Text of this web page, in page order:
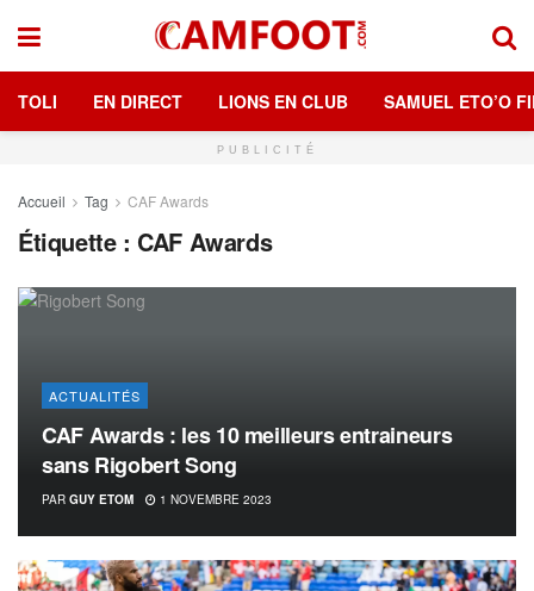
TOLI EN DIRECT LIONS EN CLUB SAMUEL ETO’O
PUBLICITÉ
Accueil Tag CAF Awards
Étiquette : CAF Awards
ACTUALITÉS
CAF Awards : les 10 meilleurs entraineurs
sans Rigobert Song
PAR GUY ETOM 1 NOVEMBRE 2023